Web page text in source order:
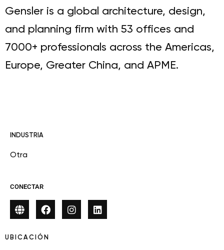
Gensler is a global architecture, design,
and planning firm with 53 offices and
7000+ professionals across the Americas,
Europe, Greater China, and APME.
INDUSTRIA
Otra
CONECTAR
UBICACIÓN